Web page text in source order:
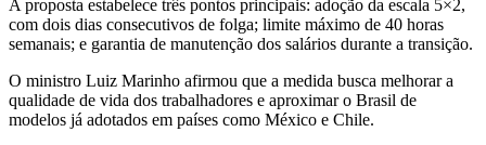
A proposta estabelece três pontos principais: adoção da escala 5×2,
com dois dias consecutivos de folga; limite máximo de 40 horas
semanais; e garantia de manutenção dos salários durante a transição.
O ministro Luiz Marinho afirmou que a medida busca melhorar a
qualidade de vida dos trabalhadores e aproximar o Brasil de
modelos já adotados em países como México e Chile.